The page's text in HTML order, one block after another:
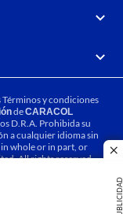
PUBLICIDAD
Términos y condiciones
deCARACOL
D.R.A. Prohibida su
a cualquier idioma sin
whole or in part, or
All rights reserved